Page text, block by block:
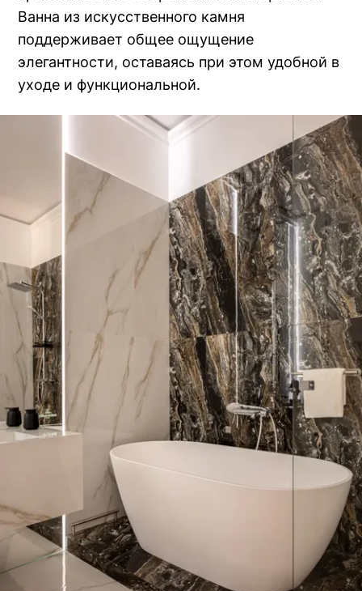
Ванна из искусственного камня
поддерживает общее ощущение
элегантности, оставаясь при этом удобной в
уходе и функциональной.